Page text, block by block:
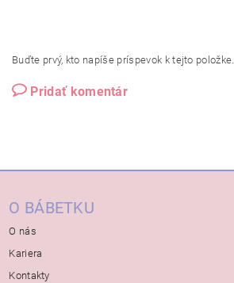
Buďte prvý, kto napíše príspevok k tejto položke.
Pridať komentár
O BÁBETKU
O nás
Kariera
Kontakty